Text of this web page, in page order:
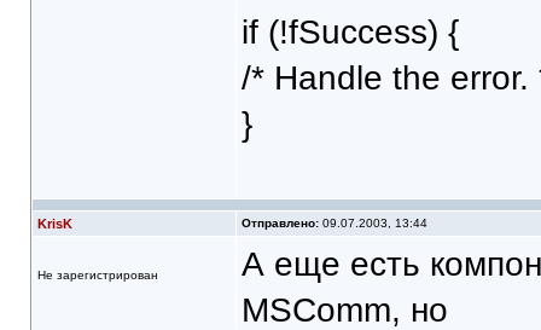
if (!fSuccess) {
/* Handle the error.
}
KrisK Отправлено:09.07.2003, 13:44
Не зарегистрирован
А еще есть
MSComm, но